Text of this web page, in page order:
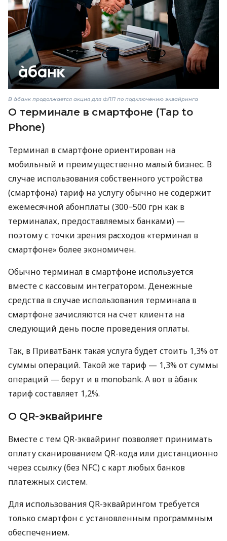
В àбанк продолжается акция для ФЛП по подключению эквайринга
О терминале в смартфоне (Tap to
Phone)
Терминал в смартфоне ориентирован на
мобильный и преимущественно малый бизнес. В
случае использования собственного устройства
(смартфона) тариф на услугу обычно не содержит
ежемесячной абонплаты (300−500 грн как в
терминалах, предоставляемых банками) —
поэтому с точки зрения расходов «терминал в
смартфоне» более экономичен.
Обычно терминал в смартфоне используется
вместе с кассовым интегратором. Денежные
средства в случае использования терминала в
смартфоне зачисляются на счет клиента на
следующий день после проведения оплаты.
Так, в ПриватБанк такая услуга будет стоить 1,3% от
суммы операций. Такой же тариф — 1,3% от суммы
операций — берут и в monobank. А вот в àбанк
тариф составляет 1,2%.
О QR-эквайринге
Вместе с тем QR-эквайринг позволяет принимать
оплату сканированием QR-кода или дистанционно
через ссылку (без NFC) с карт любых банков
платежных систем.
Для использования QR-эквайрингом требуется
только смартфон с установленным программным
обеспечением.